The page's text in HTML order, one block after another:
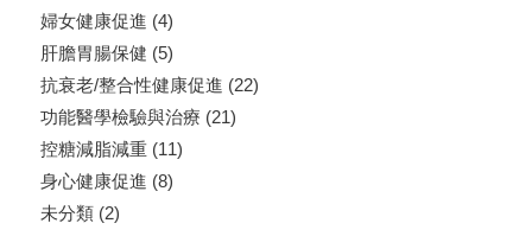
婦女健康促進 (4)
肝膽胃腸保健 (5)
抗衰老/整合性健康促進 (22)
功能醫學檢驗與治療 (21)
控糖減脂減重(11)
身心健康促進 (8)
未分類(2)